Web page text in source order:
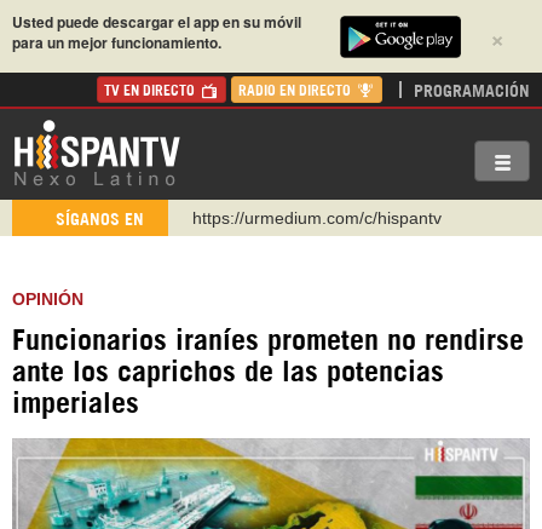
×
Usted puede descargar el app en su móvil
para un mejor funcionamiento.
TV EN DIRECTO RADIO EN DIRECTO PROGRAMACIÓN
SÍGANOS EN
https://urmedium.com/c/hispantv
https://www.facebook.com/Nexolatino.Canal
https://www.youtube.com/@nexo_latino
https://t.me/hispantvcanal
OPINIÓN
Funcionarios iraníes prometen no rendirse
ante los caprichos de las potencias
imperiales